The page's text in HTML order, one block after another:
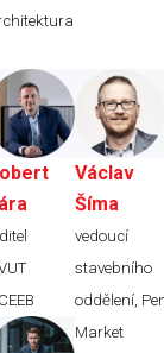
Václav
Šíma
vedoucí
stavebního
oddělení,
Market